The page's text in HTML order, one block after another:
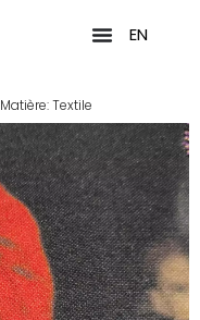
EN
Matière:Textile